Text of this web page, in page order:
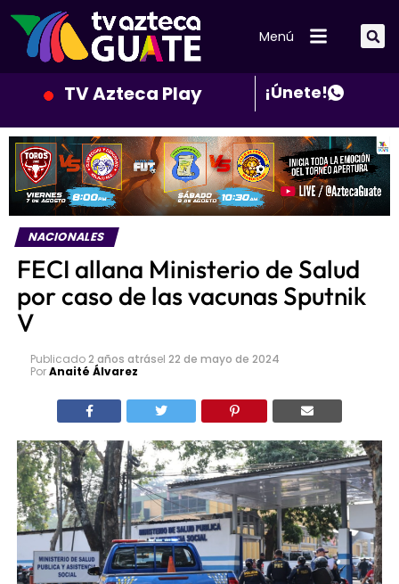
Menú
TV Azteca Play ¡Únete!
NACIONALES
FECI allana Ministerio de Salud
por caso de las vacunas Sputnik
V
Publicado2 años atrásel 22 de mayo de 2024
PorAnaité Álvarez